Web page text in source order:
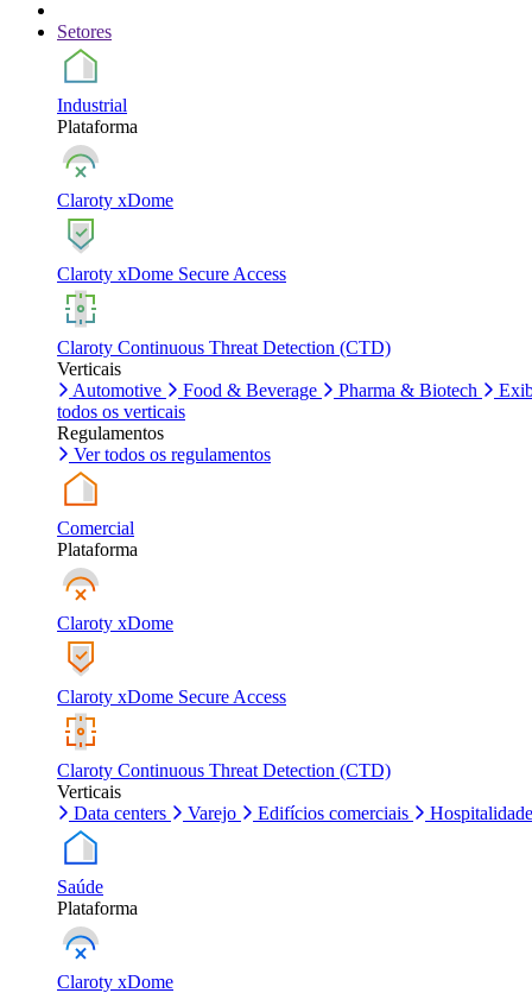
Setores
Industrial
Plataforma
Claroty xDome
Claroty xDome Secure Access
Claroty Continuous Threat Detection (CTD)
Verticais
Automotive
Food & Beverage Pharma & Biotech
todos os verticais
Regulamentos
Ver todos os regulamentos
Comercial
Plataforma
Claroty xDome
Claroty xDome Secure Access
Claroty Continuous Threat Detection (CTD)
Verticais
Data centers
Varejo Edifícios comerciais Hospitalidade
Saúde
Plataforma
Claroty xDome